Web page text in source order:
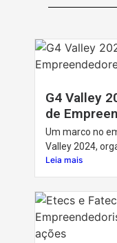
G4 Valley
de
Um marco no
Valley 2024,
Leia mais